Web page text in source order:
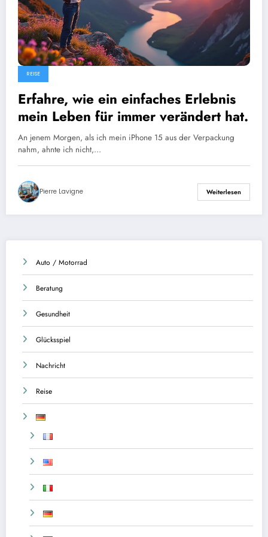
REISE
Erfahre, wie ein einfaches Erlebnis
mein Leben für immer verändert hat.
An jenem Morgen, als ich mein iPhone 15 aus der Verpackung
nahm, ahnte ich nicht,…
Pierre Lavigne Weiterlesen
Auto / Motorrad
Beratung
Gesundheit
Glücksspiel
Nachricht
Reise